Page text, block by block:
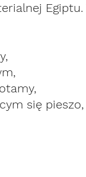
się pieszo,